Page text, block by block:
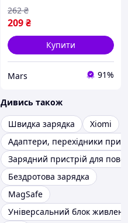
209₴
262 ₴
Купити
Mars 91%
Дивись також
Швидка зарядка
Xiomi
Адаптери, перехідники
Зарядний пристрій для
Бездротова зарядка
MagSafe
Універсальний блок